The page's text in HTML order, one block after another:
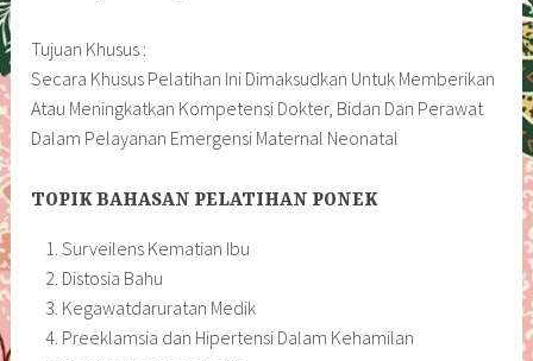
Tujuan Khusus :
Secara Khusus Pelatihan Ini Dimaksudkan Untuk Memberikan
Atau Meningkatkan Kompetensi Dokter, Bidan Dan Perawat
Dalam Pelayanan Emergensi Maternal Neonatal
TOPIK BAHASAN PELATIHAN PONEK
Surveilens Kematian Ibu
Distosia Bahu
Kegawatdaruratan Medik
Preeklamsia dan Hipertensi Dalam Kehamilan